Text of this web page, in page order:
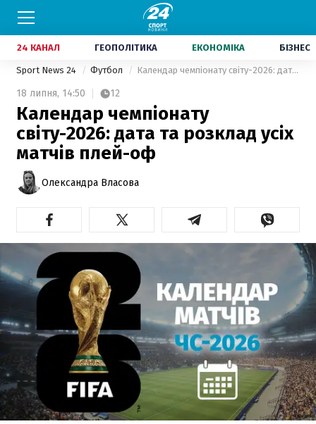
24 КАНАЛ ГЕОПОЛІТИКА ЕКОНОМІКА БІЗНЕС
Sport News 24 Футбол Календар чемпіонату світу-2026: дата та розклад усіх матчів плей-оф
18 липня, 14:50 12
Календар чемпіонату
світу-2026: дата та розклад усіх
матчів плей-оф
Олександра Власова